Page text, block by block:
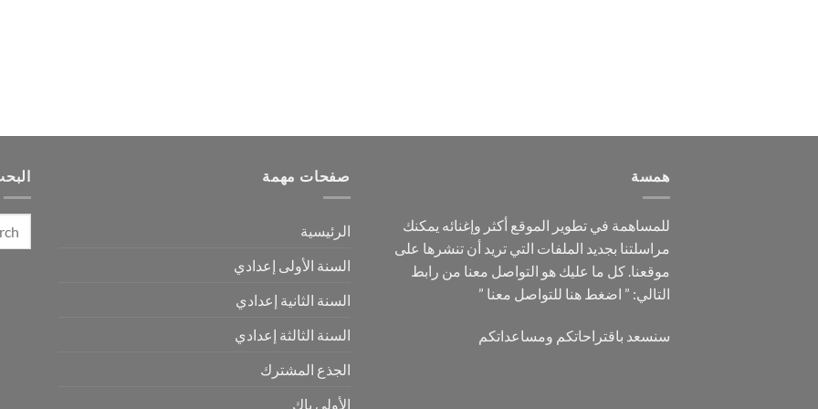
همسة
للمساهمة في تطوير الموقع أكثر وإغنائه يمكنك
مراسلتنا بجديد الملفات التي تريد أن تنشرها على
موقعنا. كل ما عليك هو التواصل معنا من رابط
التالي: ” اضغط هنا للتواصل معنا ”
سنسعد باقتراحاتكم ومساعداتكم
صفحات مهمة
الرئيسية
السنة الأولى إعدادي
السنة الثانية إعدادي
السنة الثالثة إعدادي
الجذع المشترك
الأولى باك